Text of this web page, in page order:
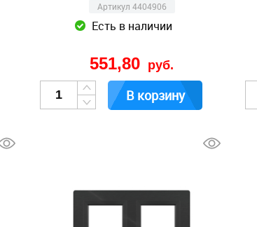
Артикул 4404906
Есть в наличии
551,80 руб.
В корзину